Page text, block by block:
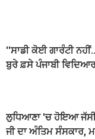
''ਸਾਡੀ ਕੋਈ ਗਾਰੰਟੀ
ਬੁਰੇ ਫ਼ਸੇ ਪੰਜਾਬੀ
ਲੁਧਿਆਣਾ 'ਚ ਹੋਇਆ ਜੱਸੀ
ਜੀ ਦਾ ਅੰਤਿਮ ਸੰਸਕਾਰ,